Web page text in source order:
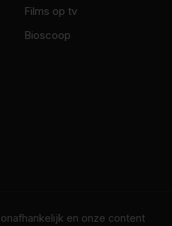
Films op tv
Bioscoop
en onze content